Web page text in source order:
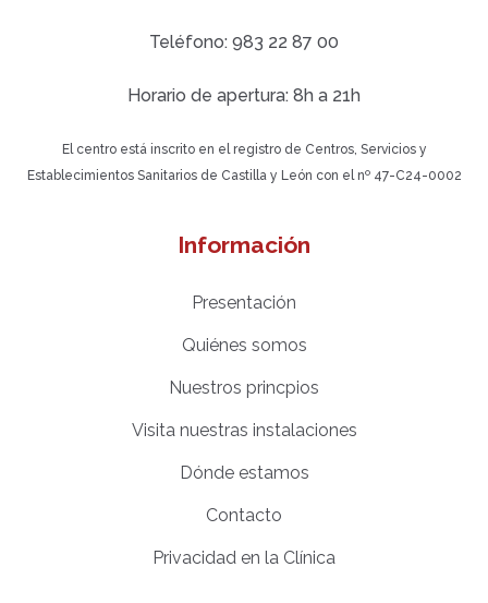
Teléfono: 983 22 87 00
Horario de apertura: 8h a 21h
El centro está inscrito en el registro de Centros, Servicios y
Establecimientos Sanitarios de Castilla y León con el nº 47-C24-0002
Información
Presentación
Quiénes somos
Nuestros princpios
Visita nuestras instalaciones
Dónde estamos
Contacto
Privacidad en la Clínica